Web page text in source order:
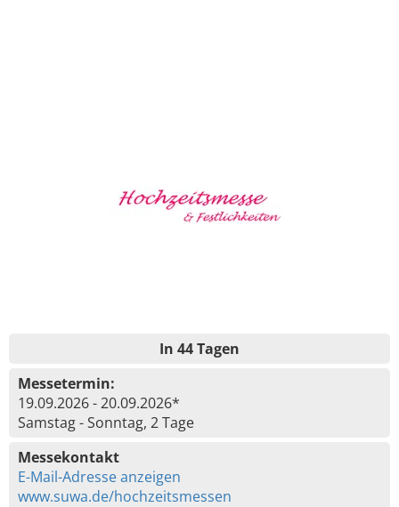
In 44 Tagen
Messetermin:
19.09.2026 - 20.09.2026*
Samstag - Sonntag, 2 Tage
Messekontakt
E-Mail-Adresse anzeigen
www.suwa.de/hochzeitsmessen